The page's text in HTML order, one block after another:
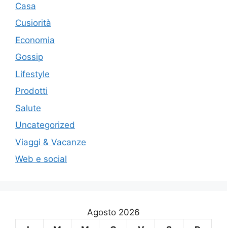
Casa
Cusiorità
Economia
Gossip
Lifestyle
Prodotti
Salute
Uncategorized
Viaggi & Vacanze
Web e social
Agosto 2026